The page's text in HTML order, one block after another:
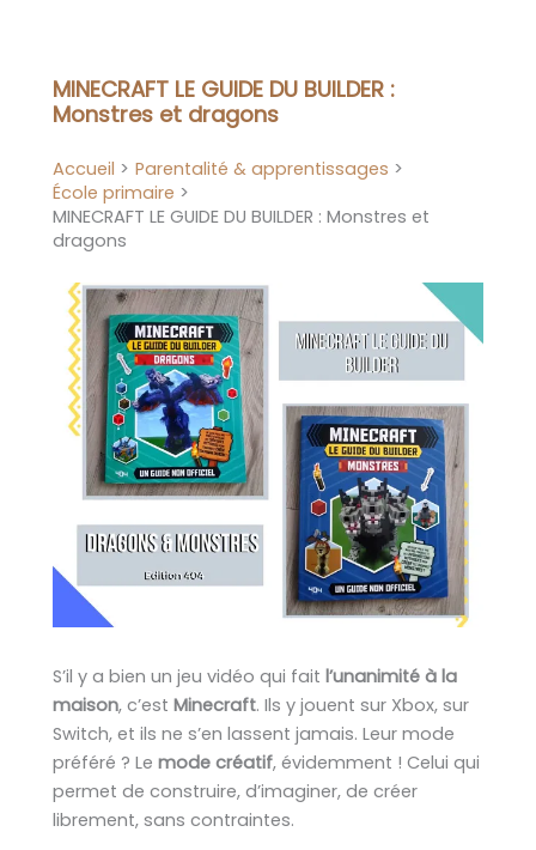
MINECRAFT LE GUIDE DU BUILDER :
Monstres et dragons
Accueil
Parentalité & apprentissages
École primaire
MINECRAFT LE GUIDE DU BUILDER : Monstres et
dragons
S’il y a bien un jeu vidéo qui fait l’unanimité à la
maison, c’est Minecraft. Ils y jouent sur Xbox, sur
Switch, et ils ne s’en lassent jamais. Leur mode
préféré ? Le mode créatif, évidemment ! Celui qui
permet de construire, d’imaginer, de créer
librement, sans contraintes.